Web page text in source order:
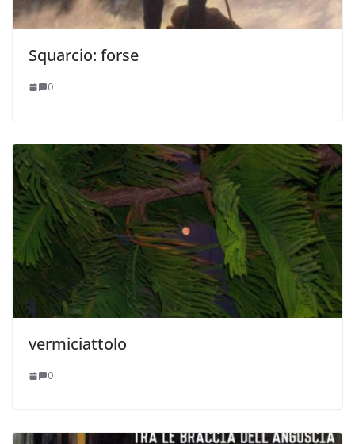
Squarcio: forse
0
vermiciattolo
0